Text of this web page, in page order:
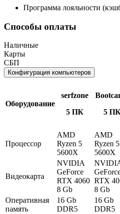
Программа лояльности
Способы оплаты
Наличные
Карты
СБП
Конфигурация компьютеров
Оборудование
serfzone
5 ПК
5
Процессор
AMD
Ryzen 5
5600X
AMD
Ryzen 5
5600X
Видеокарта
NVIDIA
GeForce
RTX 4060
8 Gb
RTX
8 Gb
Оперативная
память
16 Gb
DDR5
16 Gb
DDR5